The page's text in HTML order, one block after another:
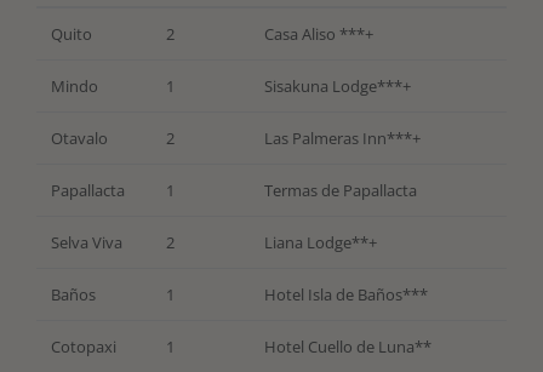
Quito 2 Casa Aliso ***+
Mindo 1 Sisakuna Lodge***+
Otavalo 2 Las Palmeras Inn***+
Papallacta 1 Termas de Papallacta
Selva Viva 2 Liana Lodge**+
Baños 1 Hotel Isla de Baños***
Cotopaxi 1 Hotel Cuello de Luna**